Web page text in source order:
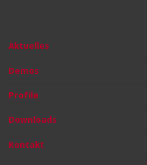
Aktuelles
Demos
Profile
Downloads
Kontakt